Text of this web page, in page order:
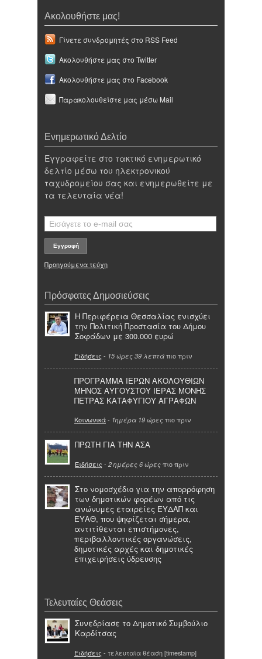
Ακολουθήστε μας!
Γίνετε συνδρομητές στο RSS Feed
Ακολουθήστε μας στο Twitter
Ακολουθήστε μας στο Facebook
Παρακολουθείστε μας μέσω Mail
Ενημερωτικό Δελτίο
Εγγραφείτε στο τακτικό ενημερωτικό
δελτίο μέσω του ηλεκτρονικού
ταχυδρομείου σας και ενημερωθείτε με
τα τελευταία νέα!
Προηγούμενα τεύχη
Πρόσφατες Δημοσιεύσεις
Η Περιφέρεια Θεσσαλίας ενισχύει
την Πολιτική Προστασία του Δήμου
Σοφάδων με 300.000 ευρώ
Ειδήσεις - 15 ώρες 39 λεπτά πιο πριν
ΠΡΟΓΡΑΜΜΑ ΙΕΡΩΝ ΑΚΟΛΟΥΘΙΩΝ
ΜΗΝΟΣ ΑΥΓΟΥΣΤΟΥ ΙΕΡΑΣ ΜΟΝΗΣ
ΠΕΤΡΑΣ ΚΑΤΑΦΥΓΙΟΥ ΑΓΡΑΦΩΝ
Κοινωνικά- 1ημέρα 19 ώρες πιο πριν
ΠΡΩΤΗ ΓΙΑ ΤΗΝ ΑΣΑ
Ειδήσεις - 2 ημέρες 6 ώρες πιο πριν
Στο νομοσχέδιο για την απορρόφηση
των δημοτικών φορέων από τις
ανώνυμες εταιρείες ΕΥΔΑΠ και
ΕΥΑΘ, που ψηφίζεται σήμερα,
αντιτίθενται επιστήμονες,
περιβαλλοντικές οργανώσεις,
δημοτικές αρχές και δημοτικές
επιχειρήσεις ύδρευσης
Τελευταίες Θεάσεις
Συνεδρίασε το Δημοτικό Συμβούλιο
Καρδίτσας
Ειδήσεις - τελευταία θέαση [timestamp]